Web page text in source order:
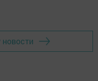
новости